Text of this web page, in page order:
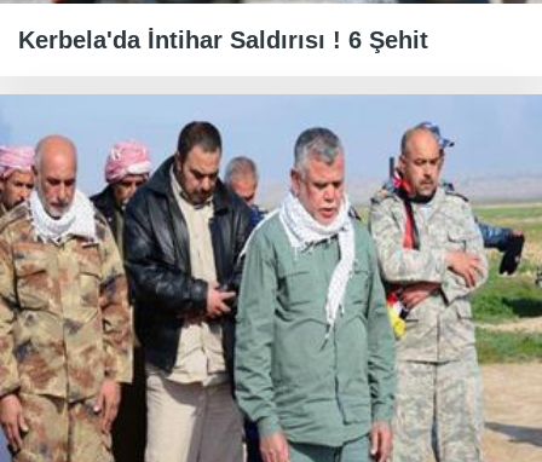
Kerbela'da İntihar Saldırısı ! 6 Şehit